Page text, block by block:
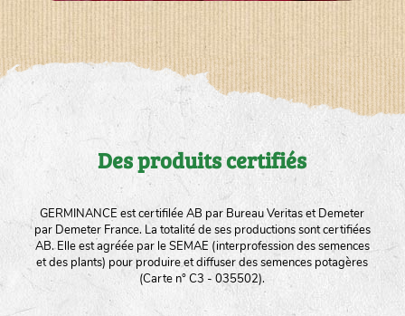
Des produits certifiés
GERMINANCE est certifilée AB par Bureau Veritas et Demeter
par Demeter France. La totalité de ses productions sont certifiées
AB. Elle est agréée par le SEMAE (interprofession des semences
et des plants) pour produire et diffuser des semences potagères
(Carte n° C3 - 035502).